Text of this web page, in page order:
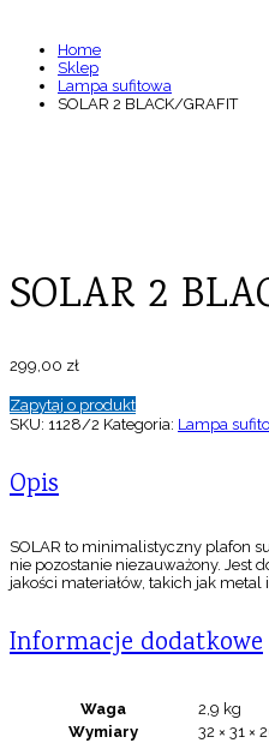
Home
Sklep
Lampa sufitowa
SOLAR 2 BLACK/GRAFIT
SOLAR 2
299,00 zł
Zapytaj o produkt
SKU: 1128/2 Kategoria: Lampa
Opis
SOLAR to minimalistyczny plafon
nie pozostanie niezauważony. Jest
jakości materiałów, takich jak metal
Informacje dodatkowe
Waga
2,9 kg
Wymiary
32 × 31 ×